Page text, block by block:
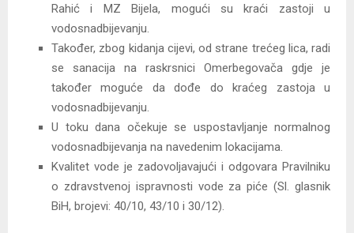
Rahić i MZ Bijela, mogući su kraći zastoji u
vodosnadbijevanju.
Također, zbog kidanja cijevi, od strane trećeg lica, radi
se sanacija na raskrsnici Omerbegovača gdje je
također moguće da dođe do kraćeg zastoja u
vodosnadbijevanju.
U toku dana očekuje se uspostavljanje normalnog
vodosnadbijevanja na navedenim lokacijama.
Kvalitet vode je zadovoljavajući i odgovara Pravilniku
o zdravstvenoj ispravnosti vode za piće (Sl. glasnik
BiH, brojevi: 40/10, 43/10 i 30/12).